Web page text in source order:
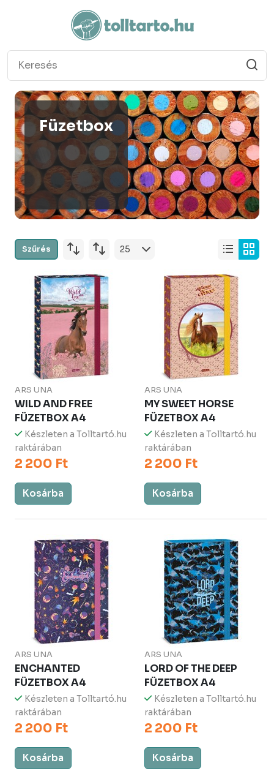
Füzetbox
Szűrés
ARS UNA
WILD AND FREE
FÜZETBOX A4
Készleten a Tolltartó.hu
raktárában
2 200 Ft
Kosárba
ARS UNA
MY SWEET HORSE
FÜZETBOX A4
Készleten a Tolltartó.hu
raktárában
2 200 Ft
Kosárba
ARS UNA
ENCHANTED
FÜZETBOX A4
Készleten a Tolltartó.hu
raktárában
2 200 Ft
Kosárba
ARS UNA
LORD OF THE DEEP
FÜZETBOX A4
Készleten a Tolltartó.hu
raktárában
2 200 Ft
Kosárba